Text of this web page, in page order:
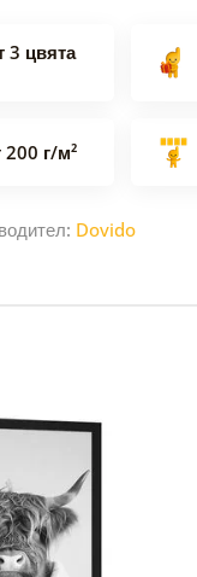
3 цвята
г/м²
Dovido